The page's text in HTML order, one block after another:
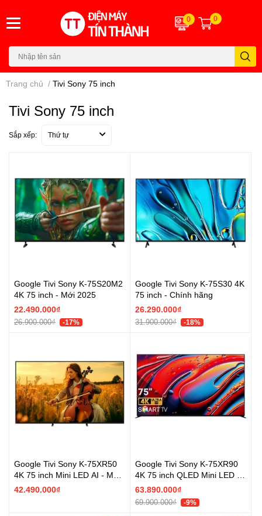
0 0
Trang chủ / Tivi Sony 75 inch
Tivi Sony 75 inch
Sắp xếp: Thứ tự
Google Tivi Sony K-75S20M2
4K 75 inch - Mới 2025
22.490.000₫
26.900.000₫ -17%
Google Tivi Sony K-75S30 4K
75 inch - Chính hãng
26.290.000₫
31.900.000₫ -18%
Google Tivi Sony K-75XR50
4K 75 inch Mini LED AI - Mới
2025
42.490.000₫
Google Tivi Sony K-75XR90
4K 75 inch QLED Mini LED AI
- Chính hãng
63.890.000₫
69.900.000₫ -9%